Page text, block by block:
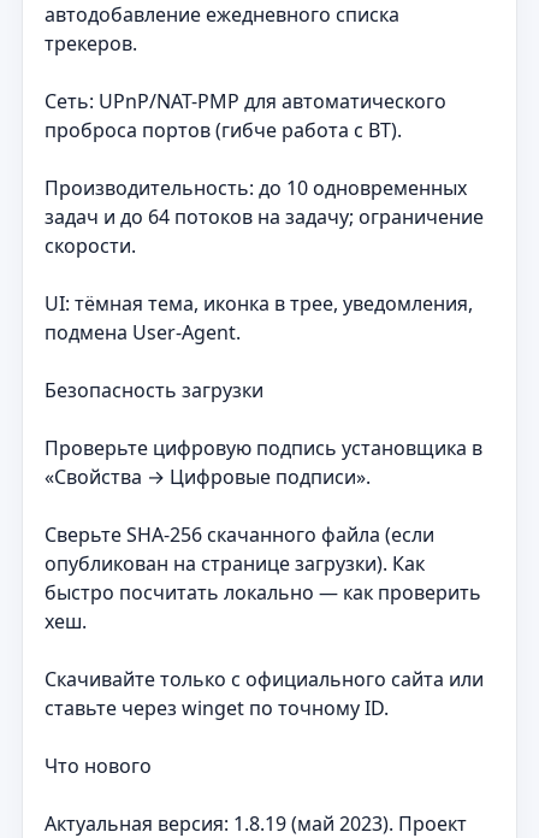
автодобавление ежедневного списка
трекеров.
Сеть: UPnP/NAT-PMP для автоматического
проброса портов (гибче работа с BT).
Производительность: до 10 одновременных
задач и до 64 потоков на задачу; ограничение
скорости.
UI: тёмная тема, иконка в трее, уведомления,
подмена User-Agent.
Безопасность загрузки
Проверьте цифровую подпись установщика в
«Свойства → Цифровые подписи».
Сверьте SHA-256 скачанного файла (если
опубликован на странице загрузки). Как
быстро посчитать локально — как проверить
хеш.
Скачивайте только с официального сайта или
ставьте через winget по точному ID.
Что нового
Актуальная версия: 1.8.19 (май 2023). Проект